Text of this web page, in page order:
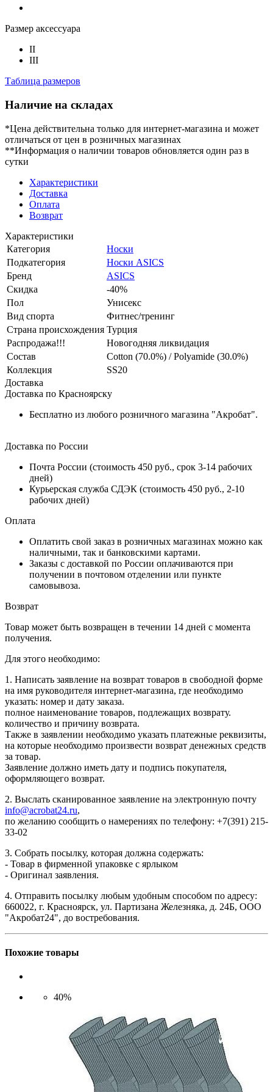
Размер аксессуара
II
III
Таблица размеров
Наличие на складах
*Цена действительна только для интернет-магазина и может
отличаться от цен в розничных магазинах
**Информация о наличии товаров обновляется один раз в
сутки
Характеристики
Доставка
Оплата
Возврат
Характеристики
Категория
Носки
Подкатегория
Носки ASICS
Бренд
ASICS
Скидка
-40%
Пол
Унисекс
Вид спорта
Фитнес/тренинг
Страна происхождения Турция
Распродажа!!!
Новогодняя ликвидация
Состав
Cotton (70.0%) / Polyamide (30.0%)
Коллекция
SS20
Доставка
Доставка по Красноярску
Бесплатно из любого розничного магазина "Акробат".
Доставка по России
Почта России (стоимость 450 руб., срок 3-14 рабочих
дней)
Курьерская служба СДЭК (стоимость 450 руб., 2-10
рабочих дней)
Оплата
Оплатить свой заказ в розничных магазинах можно как
наличными, так и банковскими картами.
Заказы с доставкой по России оплачиваются при
получении в почтовом отделении или пункте
самовывоза.
Возврат
Товар может быть возвращен в течении 14 дней с момента
получения.
Для этого необходимо:
1. Написать заявление на возврат товаров в свободной форме
на имя руководителя интернет-магазина, где необходимо
указать: номер и дату заказа.
полное наименование товаров, подлежащих возврату.
количество и причину возврата.
Также в заявлении необходимо указать платежные реквизиты,
на которые необходимо произвести возврат денежных средств
за товар.
Заявление должно иметь дату и подпись покупателя,
оформляющего возврат.
2. Выслать сканированное заявление на электронную почту
info@acrobat24.ru,
по желанию сообщить о намерениях по телефону: +7(391) 215-
33-02
3. Собрать посылку, которая должна содержать:
- Товар в фирменной упаковке с ярлыком
- Оригинал заявления.
4. Отправить посылку любым удобным способом по адресу:
660022, г. Красноярск, ул. Партизана Железняка, д. 24Б, ООО
"Акробат24", до востребования.
Похожие товары
40%